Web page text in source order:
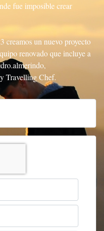
fue imposible crear
creamos un nuevo proyecto
renovado que incluye a
Travelling Chef.